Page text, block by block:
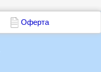
Оферта